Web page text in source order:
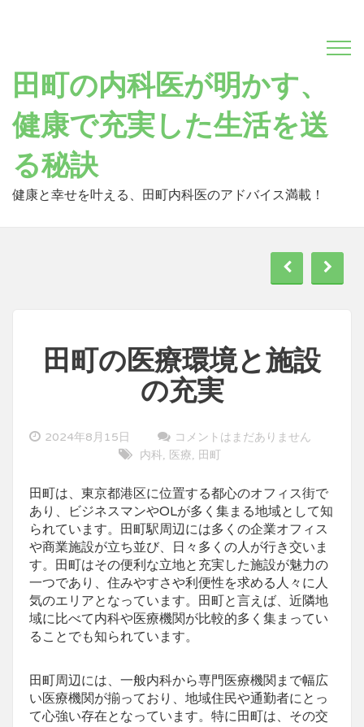
田町の内科医が明かす、
健康で充実した生活を送
る秘訣
健康と幸せを叶える、田町内科医のアドバイス満載！
田町の医療環境と施設
の充実
2024年8月15日
コメントはまだありません
内科
医療 田町
田町は、東京都港区に位置する都心のオフィス街で
あり、ビジネスマンやOLが多く集まる地域として知
られています。 田町駅周辺には多くの企業オフィス
や商業施設が立ち並び、日々多くの人が行き交いま
す。田町はその便利な立地と充実した施設が魅力の
一つであり、住みやすさや利便性を求める人々に人
気のエリアとなっています。田町と言えば、近隣地
域に比べて内科や医療機関が比較的多く集まってい
ることでも知られています。
田町周辺には、一般内科から専門医療機関まで幅広
い医療機関が揃っており、地域住民や通勤者にとっ
て心強い存在となっています。特に田町は、その交